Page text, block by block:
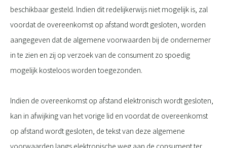
beschikbaar gesteld. Indien dit redelijkerwijs niet mogelijk is, zal
voordat de overeenkomst op afstand wordt gesloten, worden
aangegeven dat de algemene voorwaarden bij de ondernemer
in te zien en zij op verzoek van de consument zo spoedig
mogelijk kosteloos worden toegezonden.
Indien de overeenkomst op afstand elektronisch wordt gesloten,
kan in afwijking van het vorige lid en voordat de overeenkomst
op afstand wordt gesloten, de tekst van deze algemene
voorwaarden langs elektronische weg aan de consument ter